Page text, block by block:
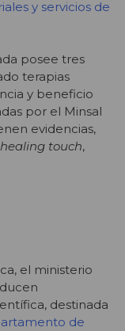
y servicios de
posee tres
terapias
y beneficio
por el Minsal
evidencias,
healing touch,
el ministerio
destinada
de